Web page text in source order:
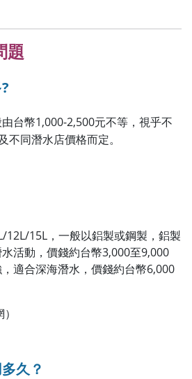
題
台幣1,000-2,500元不等，視乎不
不同潛水店價格而定。
12L/15L，一般以鋁製或鋼製，鋁製
活動，價錢約台幣3,000至9,000
適合深海潛水，價錢約台幣6,000
久？